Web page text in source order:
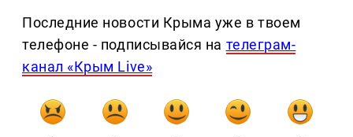
Последние новости Крыма уже в твоем
телефоне - подписывайся на телеграм-
канал «Крым Live»